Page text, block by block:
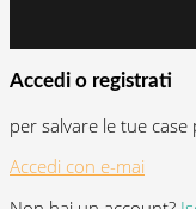
Accedi o registrati
per salvare le tue
Accedi con e-mai